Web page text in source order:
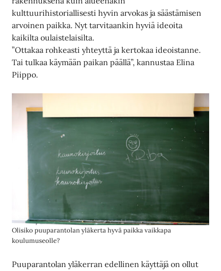
kulttuurihistoriallisesti hyvin arvokas ja säästämisen
arvoinen paikka. Nyt tarvitaankin hyviä ideoita
kaikilta oulaistelaisilta.
”Ottakaa rohkeasti yhteyttä ja kertokaa ideoistanne.
Tai tulkaa käymään paikan päällä”, kannustaa Elina
Piippo.
Olisiko puuparantolan yläkerta hyvä paikka vaikkapa
koulumuseolle?
Puuparantolan yläkerran edellinen käyttäjä on ollut